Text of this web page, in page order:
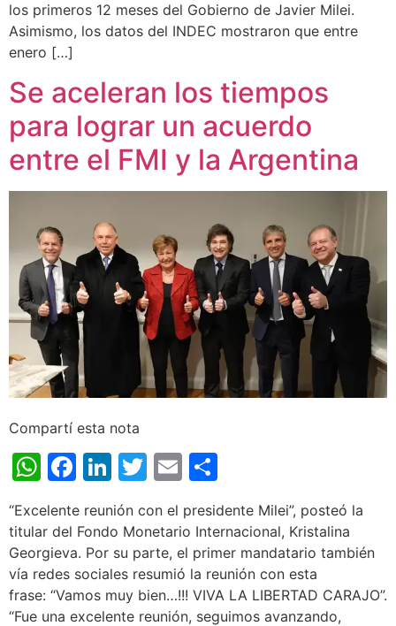
los primeros 12 meses del Gobierno de Javier Milei.
Asimismo, los datos del INDEC mostraron que entre
enero […]
Se aceleran los tiempos
para lograr un acuerdo
entre el FMI y la Argentina
Compartí esta nota
WhatsApp
Facebook
LinkedIn
Twitter
Email
“Excelente reunión con el presidente Milei”, posteó la
titular del Fondo Monetario Internacional, Kristalina
Georgieva. Por su parte, el primer mandatario también
vía redes sociales resumió la reunión con esta
frase: “Vamos muy bien…!!! VIVA LA LIBERTAD CARAJO”.
“Fue una excelente reunión, seguimos avanzando,